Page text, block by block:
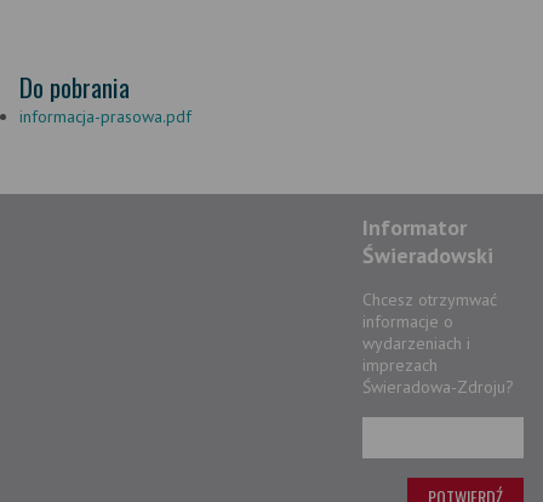
Do pobrania
informacja-prasowa.pdf
Informator
Świeradowski
Chcesz otrzymwać
informacje o
wydarzeniach i
imprezach
Świeradowa-Zdroju?